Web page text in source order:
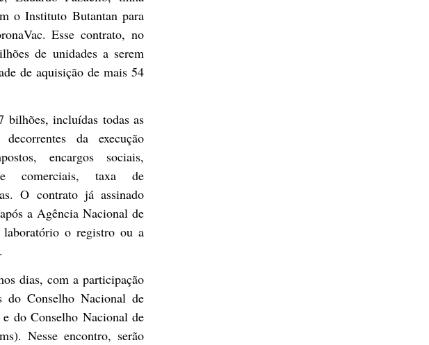
o Instituto Butantan para
Esse contrato, no
de unidades a serem
de aquisição de mais 54
bilhões, incluídas todas as
da execução
encargos sociais,
e comerciais, taxa de
O contrato já assinado
a Agência Nacional de
o registro ou a
dias, com a participação
do Conselho Nacional de
e do Conselho Nacional de
Nesse encontro, serão